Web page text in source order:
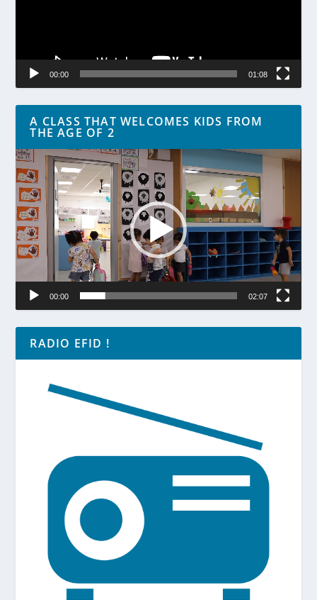
00:00 01:08
A CLASS THAT WELCOMES KIDS FROM
THE AGE OF 2
Lecteur
vidéo
00:00 02:07
RADIO EFID !